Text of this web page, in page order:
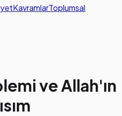
KavramlarToplumsal
ve Allah'ın